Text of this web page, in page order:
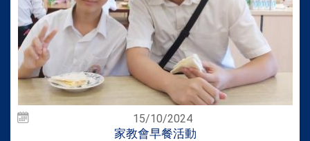
15/10/2024
家教會早餐活動